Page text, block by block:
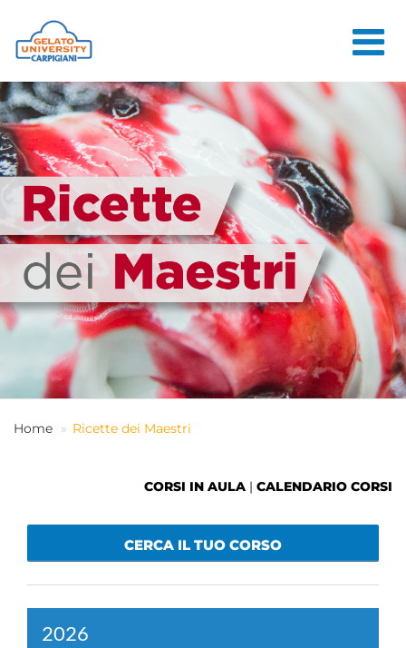
HOME
LA SCUOLA
CORSI ONLINE
CORSI
CONSULENZE
JOB CENTER
CONTATTI
ACCEDI
Home Ricette dei Maestri
CORSI IN AULA | CALENDARIO CORSI
CERCA IL TUO CORSO
2026